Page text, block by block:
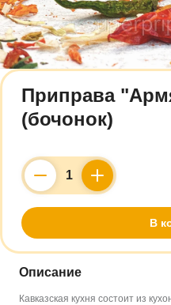
Приправа
(бочонок)
Counter
В
Описание
Кавказская кухня состоит из